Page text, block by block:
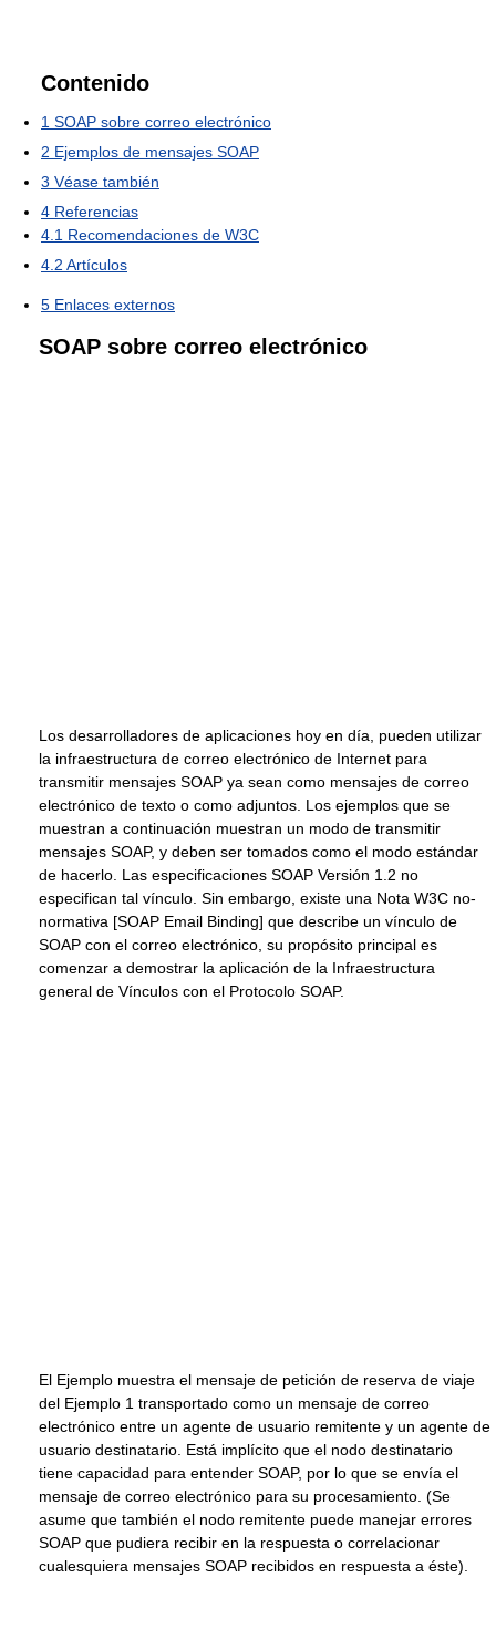
Contenido
1 SOAP sobre correo electrónico
2 Ejemplos de mensajes SOAP
3 Véase también
4 Referencias
4.1 Recomendaciones de W3C
4.2 Artículos
5 Enlaces externos
SOAP sobre correo electrónico
Los desarrolladores de aplicaciones hoy en día, pueden utilizar
la infraestructura de correo electrónico de Internet para
transmitir mensajes SOAP ya sean como mensajes de correo
electrónico de texto o como adjuntos. Los ejemplos que se
muestran a continuación muestran un modo de transmitir
mensajes SOAP, y deben ser tomados como el modo estándar
de hacerlo. Las especificaciones SOAP Versión 1.2 no
especifican tal vínculo. Sin embargo, existe una Nota W3C no-
normativa [SOAP Email Binding] que describe un vínculo de
SOAP con el correo electrónico, su propósito principal es
comenzar a demostrar la aplicación de la Infraestructura
general de Vínculos con el Protocolo SOAP.
El Ejemplo muestra el mensaje de petición de reserva de viaje
del Ejemplo 1 transportado como un mensaje de correo
electrónico entre un agente de usuario remitente y un agente de
usuario destinatario. Está implícito que el nodo destinatario
tiene capacidad para entender SOAP, por lo que se envía el
mensaje de correo electrónico para su procesamiento. (Se
asume que también el nodo remitente puede manejar errores
SOAP que pudiera recibir en la respuesta o correlacionar
cualesquiera mensajes SOAP recibidos en respuesta a éste).